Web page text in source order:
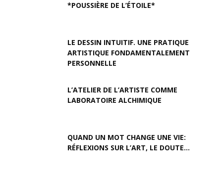
*POUSSIÈRE DE L’ÉTOILE*
LE DESSIN INTUITIF. UNE PRATIQUE
ARTISTIQUE FONDAMENTALEMENT
PERSONNELLE
L’ATELIER DE L’ARTISTE COMME
LABORATOIRE ALCHIMIQUE
QUAND UN MOT CHANGE UNE VIE:
RÉFLEXIONS SUR L’ART, LE DOUTE...